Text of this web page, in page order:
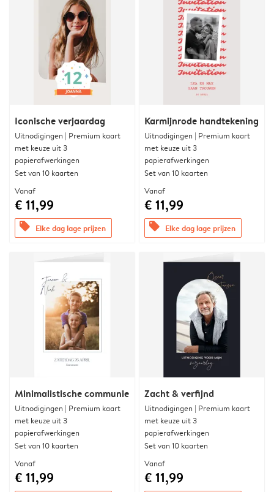
Iconische verjaardag
Uitnodigingen | Premium kaart
met keuze uit 3
papierafwerkingen
Set van 10 kaarten
Vanaf
€ 11,99
offers Elke dag lage prijzen
Karmijnrode handtekening
Uitnodigingen | Premium kaart
met keuze uit 3
papierafwerkingen
Set van 10 kaarten
Vanaf
€ 11,99
offers Elke dag lage prijzen
Minimalistische communie
Uitnodigingen | Premium kaart
met keuze uit 3
papierafwerkingen
Set van 10 kaarten
Vanaf
€ 11,99
Zacht & verfijnd
Uitnodigingen | Premium kaart
met keuze uit 3
papierafwerkingen
Set van 10 kaarten
Vanaf
€ 11,99